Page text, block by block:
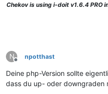
Chekovis using i-doit v1.6.4 PRO
N
Offline
npotthast
Deine php-Version sollte
dass du up- oder downgraden